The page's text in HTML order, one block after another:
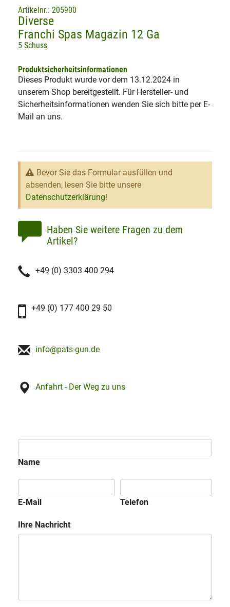
Artikelnr.: 205900
Diverse
Franchi Spas Magazin 12 Ga
5 Schuss
Produktsicherheitsinformationen
Dieses Produkt wurde vor dem 13.12.2024 in
unserem Shop bereitgestellt. Für Hersteller- und
Sicherheitsinformationen wenden Sie sich bitte per E-
Mail an uns.
Bevor Sie das Formular ausfüllen und
absenden, lesen Sie bitte unsere
Datenschutzerklärung!
Haben Sie weitere Fragen zu dem
Artikel?
+49 (0) 3303 400 294
+49 (0) 177 400 29 50
info@pats-gun.de
Anfahrt - Der Weg zu uns
Name
E-Mail Telefon
Ihre Nachricht